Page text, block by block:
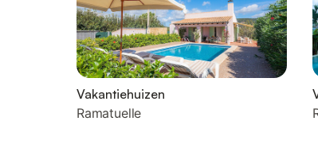
Vakantiehuizen
Ramatuelle